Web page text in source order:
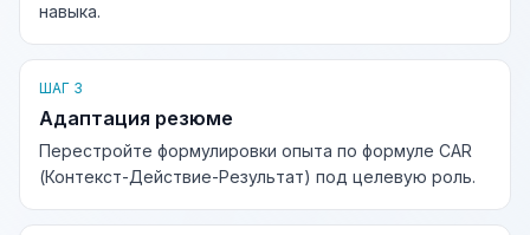
навыка.
ШАГ 3
Адаптация резюме
Перестройте формулировки опыта по формуле CAR
(Контекст-Действие-Результат) под целевую роль.